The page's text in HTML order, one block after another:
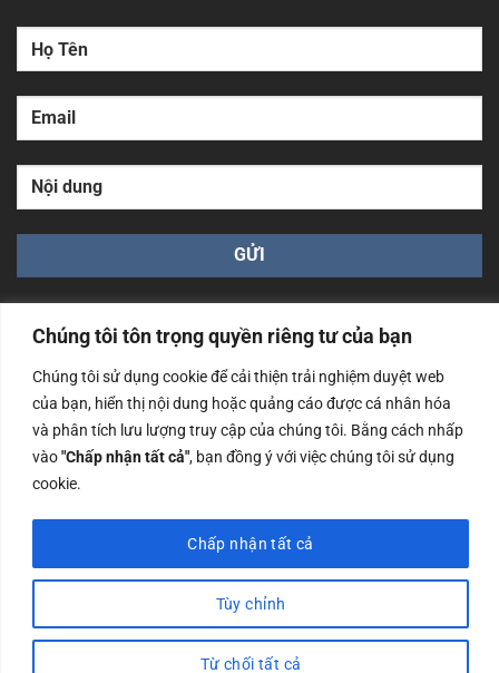
Chúng tôi tôn trọng quyền riêng tư của bạn
Chúng tôi sử dụng cookie để cải thiện trải nghiệm duyệt web
của bạn, hiển thị nội dung hoặc quảng cáo được cá nhân hóa
và phân tích lưu lượng truy cập của chúng tôi. Bằng cách nhấp
vào"Chấp nhận tất cả", bạn đồng ý với việc chúng tôi sử dụng
cookie.
Tùy chỉnh
Từ chối tất cả
Chấp nhận tất cả
Công ty TNHH Nam Bình Xương - Số ĐKKD: 0108783483
cấp ngày 14/06/2019 bởi Sở Kế Hoạch và Đầu Tư Tp. Hà
Nội
Copyrights @2023 Nam Binh Xuong. All Rights Reserved